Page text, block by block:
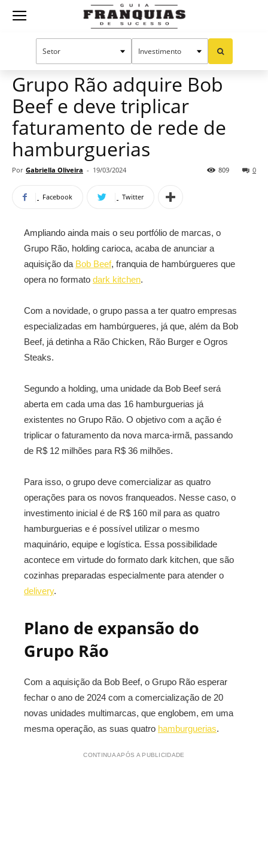
Guia
Sucesso
Mercado de franquias
Grupo Rão adquire Bob
Beef e deve triplicar
faturamento de rede de
hamburguerias
Por Gabriella Oliveira - 19/03/2024 0
809
Facebook Twitter
Ampliando ainda mais o seu portfólio de marcas, o
Grupo Rão, holding carioca, acaba de anunciar a
aquisição da Bob Beef, franquia de hambúrgueres que
opera no formato dark kitchen.
Com a novidade, o grupo passa a ter quatro empresas
especializadas em hambúrgueres, já que, além da Bob
Beef, já detinha a Rão Chicken, Rão Burger e Ogros
Steaks.
Segundo a holding, uma unidade da Bob Beef será
aberta em cada uma das 16 hamburguerias já
existentes no Grupo Rão. O objetivo com a ação é
triplicar o faturamento da nova marca-irmã, passando
de R$ 12 milhões para R$ 36 milhões.
Para isso, o grupo deve comercializar as quatro
operações para os novos franqueados. Nesse caso, o
investimento inicial é de R$ 160 mil para as quatro
hamburguerias e é possível utilizar o mesmo
maquinário, equipe e logística. Essa possibilidade
acontece em virtude do formato dark kitchen, que são
cozinhas preparadas especialmente para atender o
delivery.
Plano de expansão do
Grupo Rão
Com a aquisição da Bob Beef, o Grupo Rão esperar
fechar o ano de 2024 com a comercialização de 20
novas unidades multimarcas, que englobem, em uma
mesma operação, as suas quatro hamburguerias.
CONTINUA APÓS A PUBLICIDADE